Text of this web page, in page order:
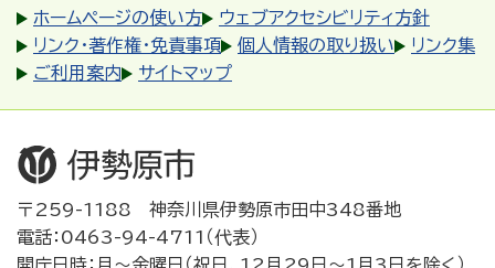
ホームページの使い方
ウェブアクセシビリティ方針
リンク・著作権・免責事項
個人情報の取り扱い
リンク集
ご利用案内
サイトマップ
〒259-1188 神奈川県伊勢原市田中348番地
電話：0463-94-4711（代表）